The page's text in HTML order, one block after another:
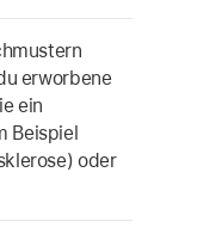
erworbene
ein
Beispiel
oder